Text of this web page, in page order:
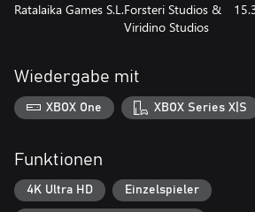
Ratalaika Games S.L.Forsteri Studios &
Viridino Studios
Wiedergabe mit
XBOX One XBOX Series X|S
Funktionen
4K Ultra HD Einzelspieler